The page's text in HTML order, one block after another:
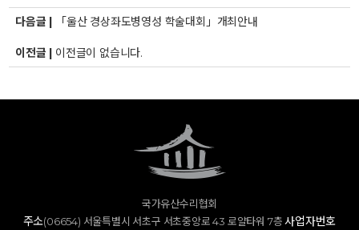
다음글 | 「울산 경상좌도병영성 학술대회」개최안내
이전글 | 이전글이 없습니다.
국가유산수리협회
주소(06654) 서울특별시 서초구 서초중앙로 43 로얄타워 7층사업자번호